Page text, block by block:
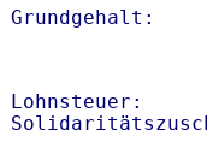
Lohnsteuer: